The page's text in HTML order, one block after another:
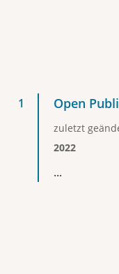
Open
zuletzt
2022
...